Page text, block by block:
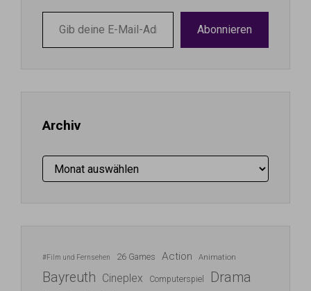
deine
E-
Abonnieren
Archiv
Archiv
#Film und Fernsehen 26 Games Action Animation
Bayreuth Cineplex Computerspiel Drama